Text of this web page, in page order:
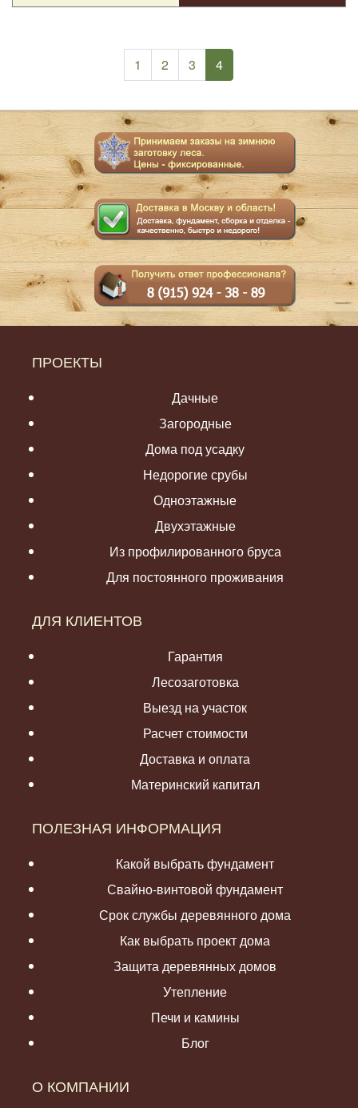
1 2 3 4(current)
ПРОЕКТЫ
Дачные
Загородные
Дома под усадку
Недорогие срубы
Одноэтажные
Двухэтажные
Из профилированного бруса
Для постоянного проживания
ДЛЯ КЛИЕНТОВ
Гарантия
Лесозаготовка
Выезд на участок
Расчет стоимости
Доставка и оплата
Материнский капитал
ПОЛЕЗНАЯ ИНФОРМАЦИЯ
Какой выбрать фундамент
Свайно-винтовой фундамент
Срок службы деревянного дома
Как выбрать проект дома
Защита деревянных домов
Утепление
Печи и камины
Блог
О КОМПАНИИ